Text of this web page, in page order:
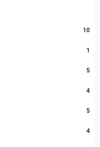
10
1
5
4
5
4